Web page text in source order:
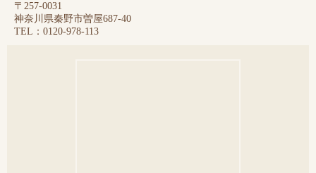
〒257-0031
神奈川県秦野市曽屋687-40
TEL：0120-978-113